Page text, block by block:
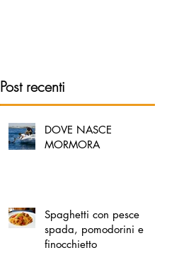
Post recenti
DOVE NASCE
MORMORA
Spaghetti con pesce
spada, pomodorini e
finocchietto